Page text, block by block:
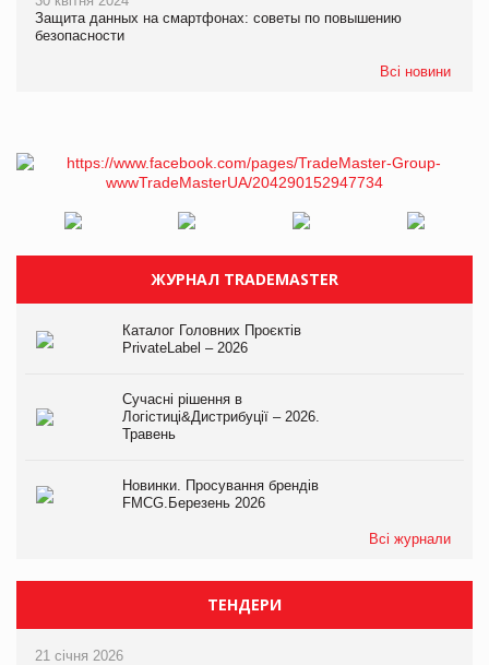
Защита данных на смартфонах: советы по повышению
безопасности
Всі новини
ЖУРНАЛ TRADEMASTER
Каталог Головних Проєктів
PrivateLabel – 2026
Сучасні рішення в
Логістиці&Дистрибуції – 2026.
Травень
Новинки. Просування брендів
FMCG.Березень 2026
Всі журнали
ТЕНДЕРИ
21 січня 2026